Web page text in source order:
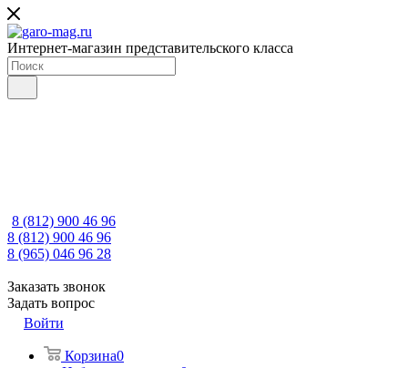
Интернет-магазин представительского класса
8 (812) 900 46 96
8 (812) 900 46 96
8 (965) 046 96 28
Заказать звонок
Задать вопрос
Войти
Корзина0